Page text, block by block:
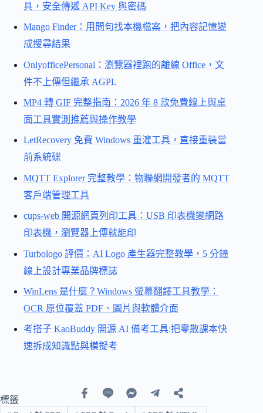
具，安全傳遞 API Key 與密碼
Mango Finder：用問句找本機檔案，把內容記憶變
成搜尋結果
OnlyofficePersonal：瀏覽器裡跑的離線 Office，文
件不上傳但繼承 AGPL
MP4 轉 GIF 完整指南：2026 年 8 款免費線上與桌
面工具實測推薦與操作教學
LetRecovery 免費 Windows 重灌工具，直接重裝當
前系統碟
MQTT Explorer 完整教學：物聯網開發者的 MQTT
客戶端管理工具
cups-web 開源網頁列印工具：USB 印表機變網路
印表機，瀏覽器上傳就能印
Turbologo 評價：AI Logo 產生器完整教學，5 分鐘
線上設計專業品牌標誌
WinLens 是什麼？Windows 螢幕翻譯工具教學：
OCR 原位覆蓋 PDF、圖片與軟體介面
考搭子 KaoBuddy 開源 AI 備考工具:把零散課本快
速拆成知識點與模擬考
標籤